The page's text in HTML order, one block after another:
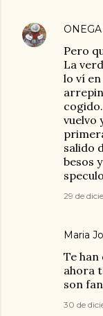
ONEGA
Pero
La
lo ví
vuelvo
salido
besos
29 de
Maria
Te han
ahora
son
30 de